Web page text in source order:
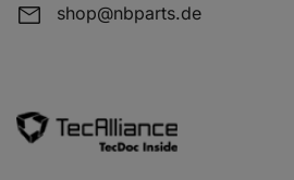
shop@nbparts.de